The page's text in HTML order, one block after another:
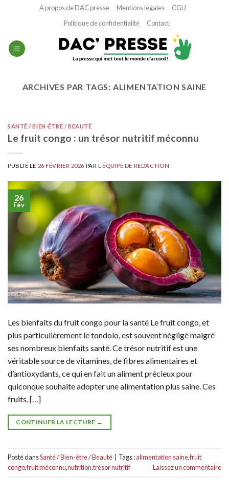
A propos de DAC presse Mentions légales
CGU
Politique de confidentialité
Contact
ARCHIVES PAR TAGS: ALIMENTATION SAINE
SANTÉ / BIEN-ÊTRE / BEAUTÉ
Le fruit congo : un trésor nutritif méconnu
PUBLIÉ LE 26 FÉVRIER 2026 PAR L'ÉQUIPE DE REDACTION
26
Fév
Les bienfaits du fruit congo pour la santé Le fruit congo, et
plus particulièrement le tondolo, est souvent négligé malgré
ses nombreux bienfaits santé. Ce trésor nutritif est une
véritable source de vitamines, de fibres alimentaires et
d’antioxydants, ce qui en fait un aliment précieux pour
quiconque souhaite adopter une alimentation plus saine. Ces
fruits, […]
CONTINUER LA LECTURE →
Posté dansSanté / Bien-être / Beauté Tags :alimentation saine,fruit
congo,fruit méconnu,nutrition,trésor nutritif Laissez un commentaire